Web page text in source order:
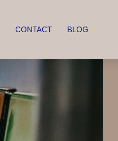
CONTACT BLOG